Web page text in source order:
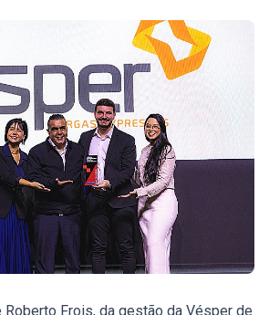
Roberto Frois, da gestão da Vésper de